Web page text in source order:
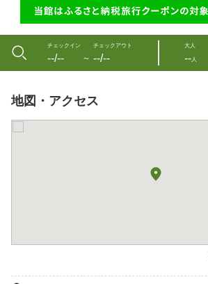
チェックイン
--/-- 〜
チェックアウト
--/--
大人
--人
地図・アクセス